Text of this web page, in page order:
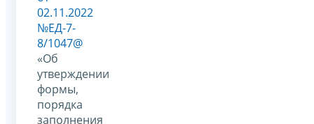
02.11.2022
№ЕД-7-
8/1047@
«Об
утверждении
формы,
порядка
заполнения